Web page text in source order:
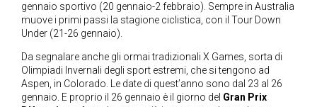
gennaio sportivo (20 gennaio-2 febbraio). Sempre in Australia
muove i primi passi la stagione ciclistica, con il Tour Down
Under (21-26 gennaio).
Da segnalare anche gli ormai tradizionali X Games, sorta di
Olimpiadi Invernali degli sport estremi, che si tengono ad
Aspen, in Colorado. Le date di quest’anno sono dal 23 al 26
gennaio. E proprio il 26 gennaio è il giorno del Gran Prix